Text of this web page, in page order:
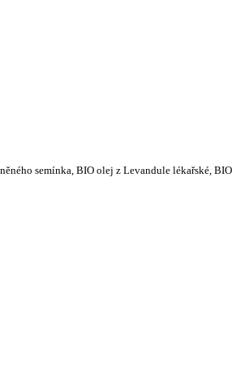
semínka, BIO olej z Levandule lékařské,